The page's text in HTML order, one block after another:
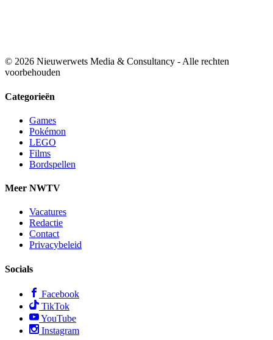
© 2026 Nieuwerwets Media & Consultancy - Alle rechten
voorbehouden
Categorieën
Games
Pokémon
LEGO
Films
Bordspellen
Meer NWTV
Vacatures
Redactie
Contact
Privacybeleid
Socials
Facebook
TikTok
YouTube
Instagram